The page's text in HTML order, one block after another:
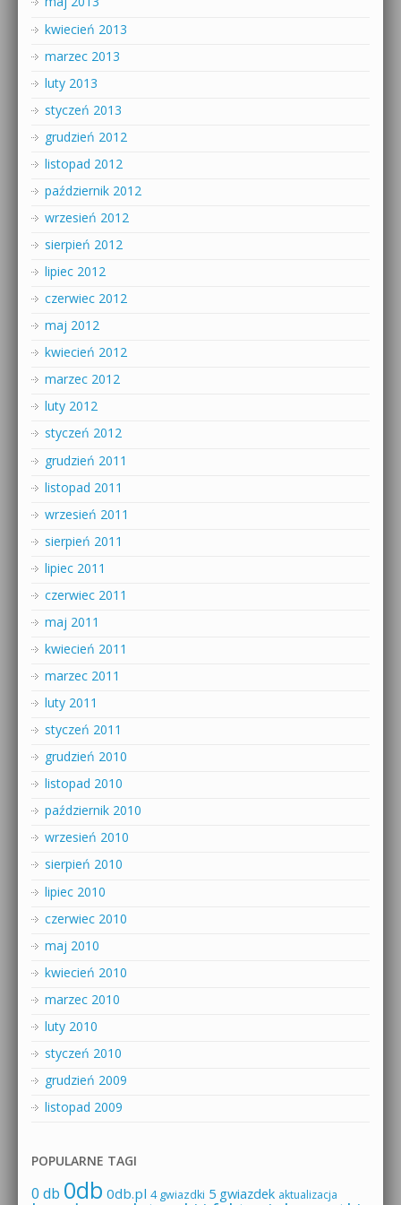
kwiecień 2013
marzec 2013
luty 2013
styczeń 2013
grudzień 2012
listopad 2012
październik 2012
wrzesień 2012
sierpień 2012
lipiec 2012
czerwiec 2012
maj 2012
kwiecień 2012
marzec 2012
luty 2012
styczeń 2012
grudzień 2011
listopad 2011
wrzesień 2011
sierpień 2011
lipiec 2011
czerwiec 2011
maj 2011
kwiecień 2011
marzec 2011
luty 2011
styczeń 2011
grudzień 2010
listopad 2010
październik 2010
wrzesień 2010
sierpień 2010
lipiec 2010
czerwiec 2010
maj 2010
kwiecień 2010
marzec 2010
luty 2010
styczeń 2010
grudzień 2009
listopad 2009
POPULARNE TAGI
0 db 0db 0db.pl 4 gwiazdki 5 gwiazdek aktualizacja